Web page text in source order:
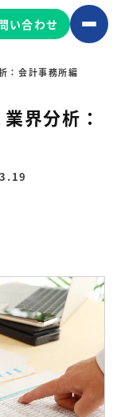
関向け】マーケティ
い合わせ
：会計事務所編
界分析：